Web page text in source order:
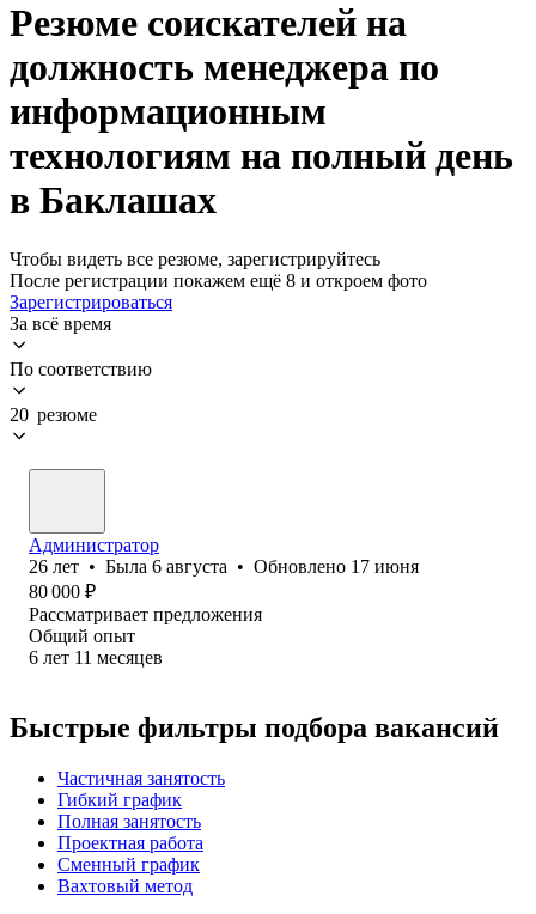
Резюме соискателей на
должность менеджера по
информационным
технологиям на полный день
в Баклашах
Чтобы видеть все резюме, зарегистрируйтесь
После регистрации покажем ещё 8 и откроем фото
Зарегистрироваться
За всё время
По соответствию
20 резюме
Администратор
26 лет • Была 6 августа • Обновлено 17 июня
80 000 ₽
Рассматривает предложения
Общий опыт
6 лет 11 месяцев
Быстрые фильтры подбора вакансий
Частичная занятость
Гибкий график
Полная занятость
Проектная работа
Сменный график
Вахтовый метод